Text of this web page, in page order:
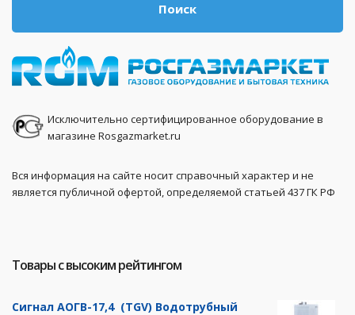
Поиск
Исключительно сертифицированное оборудование в
магазине Rosgazmarket.ru
Вся информация на сайте носит справочный характер и не
является публичной офертой, определяемой статьей 437 ГК РФ
Товары с высоким рейтингом
Сигнал АОГВ-17,4 (TGV) Водотрубный